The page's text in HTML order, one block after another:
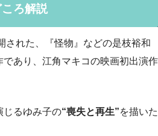
ころ解説
された、『怪物』などの是枝裕和
あり、江角マキコの映画初出演作
じるゆみ子の“喪失と再生”を描いた